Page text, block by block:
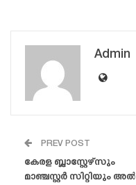
Admin
PREV POST
കേരള ബ്ലാസ്റ്റേഴ്‌സും
മാഞ്ചസ്റ്റർ സിറ്റിയും അൽ